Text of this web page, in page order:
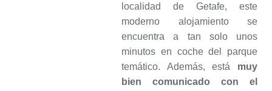
localidad de Getafe, este
moderno alojamiento se
encuentra a tan solo unos
minutos en coche del parque
temático. Además, está muy
bien comunicado con el